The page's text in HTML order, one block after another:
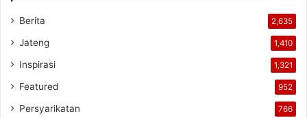
Berita 2,635
Jateng 1,410
Inspirasi 1,321
Featured 952
Persyarikatan 766